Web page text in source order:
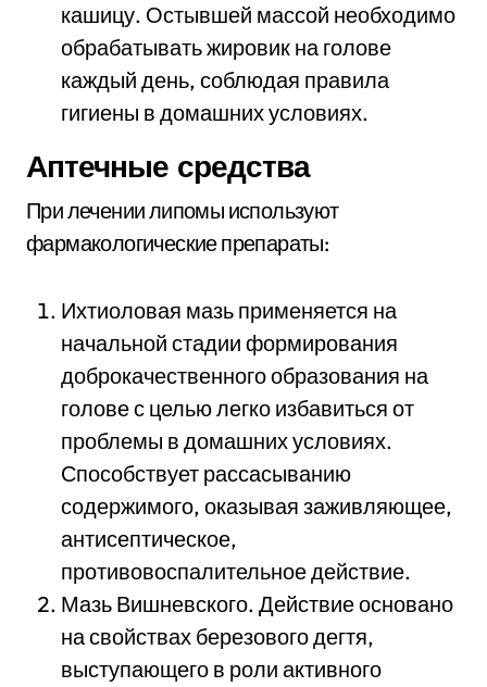
кашицу. Остывшей массой необходимо
обрабатывать жировик на голове
каждый день, соблюдая правила
гигиены в домашних условиях.
Аптечные средства
При лечении липомы используют
фармакологические препараты:
Ихтиоловая мазь применяется на
начальной стадии формирования
доброкачественного образования на
голове с целью легко избавиться от
проблемы в домашних условиях.
Способствует рассасыванию
содержимого, оказывая заживляющее,
антисептическое,
противовоспалительное действие.
Мазь Вишневского. Действие основано
на свойствах березового дегтя,
выступающего в роли активного